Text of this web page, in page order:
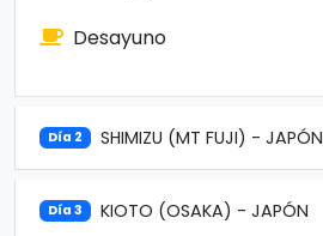
Desayuno
Día 2 SHIMIZU (MT FUJI) - JAPÓN
Día 3 KIOTO (OSAKA) - JAPÓN